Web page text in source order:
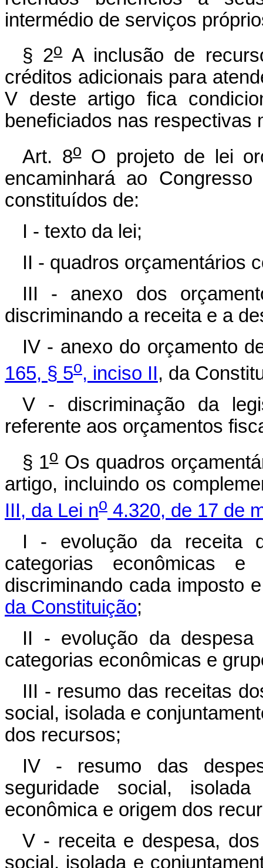
intermédio de serviços
§ 2oA inclusão de
créditos adicionais para
V deste artigo fica
beneficiados nas respectivas
Art. 8oO projeto de lei
encaminhará ao
constituídos de:
I - texto da lei;
II - quadros orçamentários
III - anexo dos
discriminando a receita e a
IV - anexo do orçamento
165, § 5o, inciso II, da
V - discriminação da
referente aos orçamentos
§ 1oOs quadros
artigo, incluindo os
III, da Lei no 4.320, de 17 de
I - evolução da receita
categorias econômicas
discriminando cada imposto
da Constituição;
II - evolução da despesa
categorias econômicas e
III - resumo das receitas
social, isolada e
dos recursos;
IV - resumo das
seguridade social,
econômica e origem dos
V - receita e despesa,
social, isolada e